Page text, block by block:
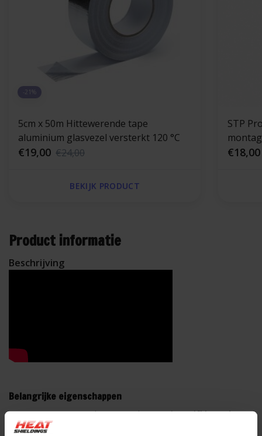
-21%
5cm x 50m Hittewerende tape
aluminium glasvezel versterkt 120 °C
€19,00 €24,00
BEKIJK PRODUCT
STP
€18,00
Product informatie
Beschrijving
Belangrijke eigenschappen
106 cm x 60 cm hittewerende matNiet zelfklevend
3 mm Glasvezel composiet bestand tot 375°C directe